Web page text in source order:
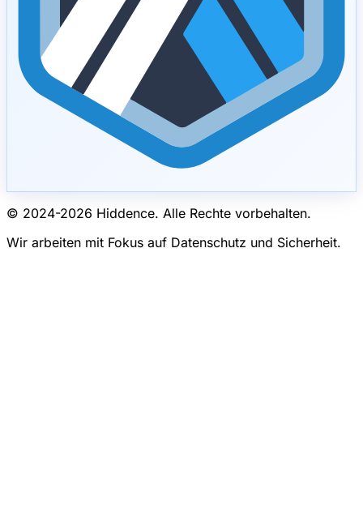
© 2024-2026 Hiddence. Alle Rechte vorbehalten.
Wir arbeiten mit Fokus auf Datenschutz und Sicherheit.